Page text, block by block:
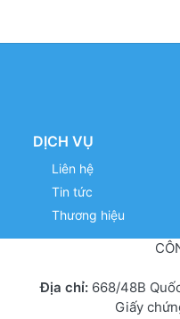
DỊCH VỤ
Liên hệ
Tin tức
Thương hiệu
Địa chỉ:668/48B
Giấy